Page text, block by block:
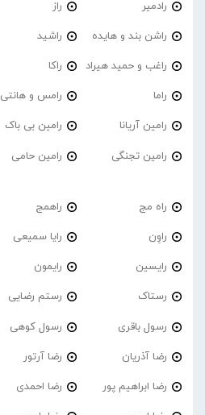
رادمیر راز
راشن بند و هایده راشید
راغب و حمید هیراد راکا
راما رامس و هانتی
رامین آریانا رامین بی باک
رامین تجنگی رامین حامی
راه مج راهمج
راوِن رایا سمیعی
رایسین رایمون
رستاک رستم رضایی
رسول باقری رسول کوهی
رضا آذریان رضا آرتور
رضا ابراهیم پور رضا احمدی